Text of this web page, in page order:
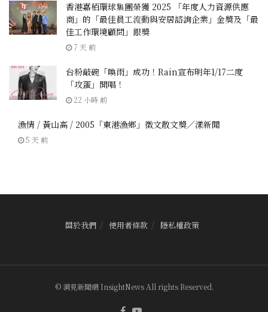
香港嘉栢環球集團榮獲 2025 「年度人力資源供應
商」的「最佳員工流動與安居諮詢企業」金獎及「最
佳工作環境顧問」銀獎
7 天 前
台粉敲碗「喚雨」成功！Rain宣布明年1/17二度
「攻蛋」開唱！
22 小時 前
漁情 / 黃山高 / 2005「東港漁鄉」徵文散文獎／漾新聞
5 天 前
關於我們 使用者條款 隱私權政策
© 洞見新聞網 InsightNews All rights Reserved.